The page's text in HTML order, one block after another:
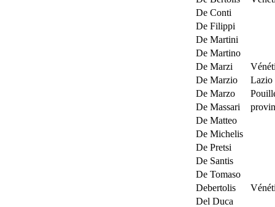
De Conti
De Filippi
De Martini
De Martino
De Marzi
De Marzio
Lazio
De Marzo
De Massari
De Matteo
De Michelis
De Pretsi
De Santis
De Tomaso
Debertolis
Del Duca